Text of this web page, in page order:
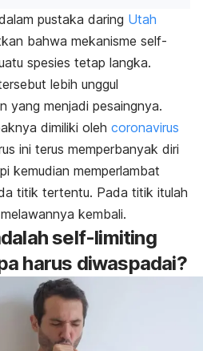
pustaka daring Utah
bahwa mekanisme self-
spesies tetap langka.
lebih unggul
yang menjadi pesaingnya.
dimiliki oleh coronavirus
ini terus memperbanyak diri
kemudian memperlambat
titik tertentu. Pada titik itulah
kembali.
self-limiting
harus diwaspadai?